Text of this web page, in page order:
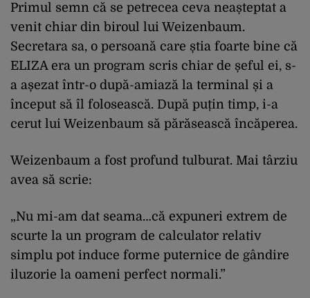
Primul semn că se petrecea ceva neașteptat a
venit chiar din biroul lui Weizenbaum.
Secretara sa, o persoană care știa foarte bine că
ELIZA era un program scris chiar de șeful ei, s-
a așezat într-o după-amiază la terminal și a
început să îl folosească. După puțin timp, i-a
cerut lui Weizenbaum să părăsească încăperea.
Weizenbaum a fost profund tulburat. Mai târziu
avea să scrie:
„Nu mi-am dat seama…că expuneri extrem de
scurte la un program de calculator relativ
simplu pot induce forme puternice de gândire
iluzorie la oameni perfect normali.”